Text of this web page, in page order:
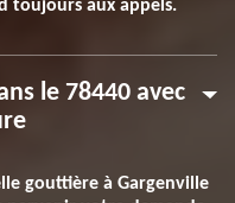
toujours aux appels.
le 78440 avec
gouttière à Gargenville